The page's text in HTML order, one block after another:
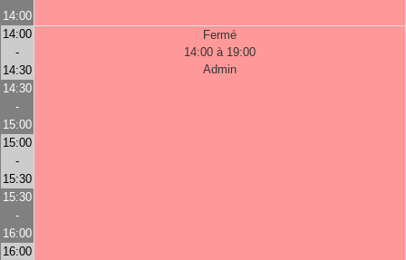
14:00
14:00
-
14:30
Fermé
14:00 à 19:00
Admin
14:30
-
15:00
15:00
-
15:30
15:30
-
16:00
16:00